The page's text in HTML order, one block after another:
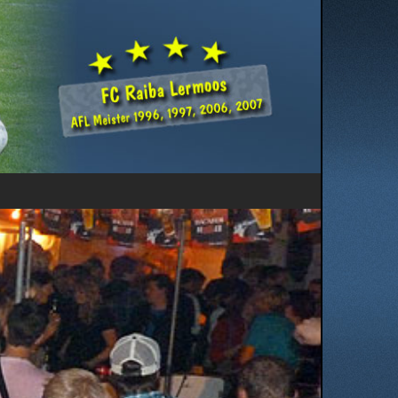
Herzlich Willkommen ...
... auf den Seiten des FC Raiba Lermoos. Wir möchten Euch
auf dieser Homepage einen Überblick über die Aktivitäten
unseres FC Raiba Lermoos geben.
Viel Spaß beim Besuch auf unserer Homepage wünscht
Euch